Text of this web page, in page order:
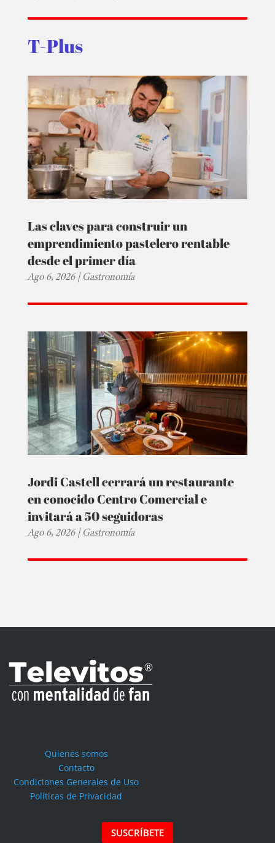
T-Plus
Las claves para construir un
emprendimiento pastelero rentable
desde el primer día
Ago 6, 2026|Gastronomía
Jordi Castell cerrará un restaurante
en conocido Centro Comercial e
invitará a 50 seguidoras
Ago 6, 2026|Gastronomía
Quienes somos
Contacto
Condiciones Generales de Uso
Políticas de Privacidad
SUSCRÍBETE